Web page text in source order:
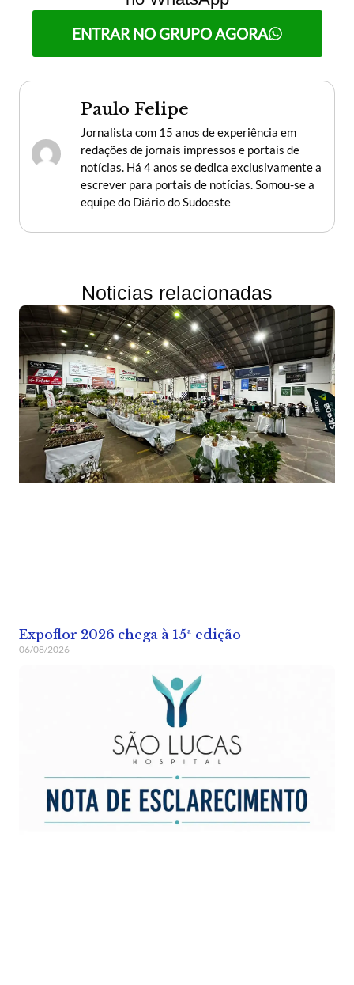
ENTRAR NO GRUPO AGORA
Paulo Felipe
Jornalista com 15 anos de experiência em
redações de jornais impressos e portais de
notícias. Há 4 anos se dedica exclusivamente a
escrever para portais de notícias. Somou-se a
equipe do Diário do Sudoeste
Noticias relacionadas
Expoflor 2026 chega à 15ª edição
06/08/2026